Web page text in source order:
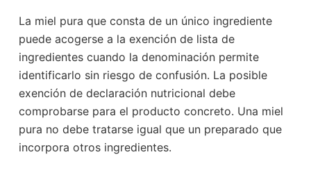
La miel pura que consta de un único ingrediente
puede acogerse a la exención de lista de
ingredientes cuando la denominación permite
identificarlo sin riesgo de confusión. La posible
exención de declaración nutricional debe
comprobarse para el producto concreto. Una miel
pura no debe tratarse igual que un preparado que
incorpora otros ingredientes.